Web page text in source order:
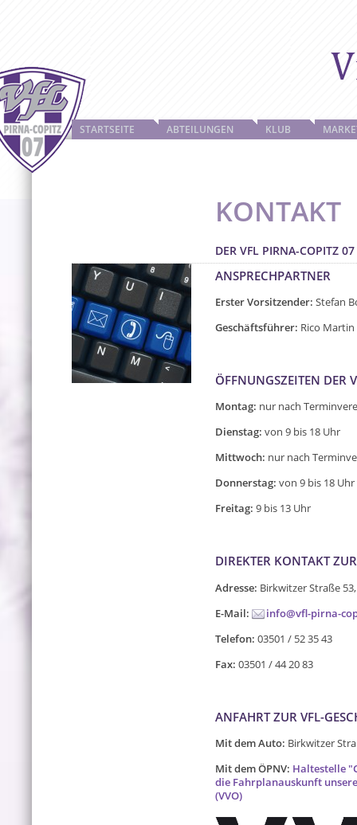
STARTSEITE ABTEILUNGEN KLUB
KONTAKT
DER VFL PIRNA-COPITZ
ANSPRECHPARTNER
Erster Vorsitzender: Stefan
Geschäftsführer: Rico Martin
ÖFFNUNGSZEITEN DER
Montag: nur nach
Dienstag: von 9 bis 18 Uhr
Mittwoch: nur nach
Donnerstag: von 9 bis 18 Uhr
Freitag: 9 bis 13 Uhr
DIREKTER KONTAKT
Adresse: Birkwitzer Straße
E-Mail:
info@vfl-pirna-
Telefon: 03501 / 52 35 43
Fax: 03501 / 44 20 83
ANFAHRT ZUR VFL-
Mit dem Auto: Birkwitzer
Mit dem ÖPNV: Haltestelle
die Fahrplanauskunft
(VVO)